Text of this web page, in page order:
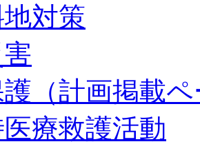
対策
護（計画掲載
療救護活動